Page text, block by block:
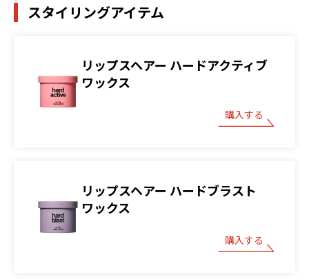
スタイリングアイテム
リップスヘアー ハードアクティブ
ワックス
購入する
リップスヘアー ハードブラスト
ワックス
購入する